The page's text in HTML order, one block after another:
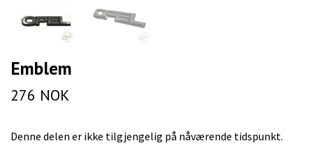
Emblem
276 NOK
Denne delen er ikke tilgjengelig på nåværende tidspunkt.